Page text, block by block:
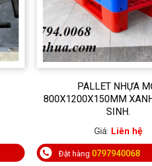
PALLET NHỰA
800X1200X150MM
SINH.
Giá: Liên hệ
Đặt hàng 0797940068